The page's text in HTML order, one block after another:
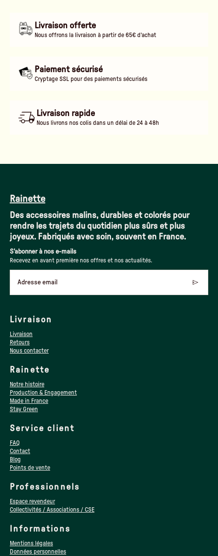
Livraison offerte
Nous offrons la livraison à partir de 65€ d'achat
Paiement sécurisé
Cryptage SSL pour des paiements sécurisés
Livraison rapide
Nous livrons nos colis dans un délai de 24 à 48h
Rainette
Des accessoires malins, durables et colorés pour
rendre les trajets du quotidien plus sûrs et plus
joyeux. Fabriqués avec soin, souvent en France.
S'abonner à nos e-mails
Recevez en avant première nos offres et nos actualités.
Adresse email
Livraison
Livraison
Retours
Nous contacter
Rainette
Notre histoire
Production & Engagement
Made in France
Stay Green
Service client
FAQ
Contact
Blog
Points de vente
Professionnels
Espace revendeur
Collectivités / Associations / CSE
Informations
Mentions légales
Données personnelles